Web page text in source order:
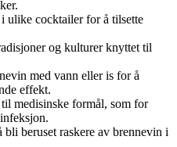
ulike cocktailer for å tilsette
og kulturer knyttet til
med vann eller is for å
effekt.
medisinske formål, som for
beruset raskere av brennevin i